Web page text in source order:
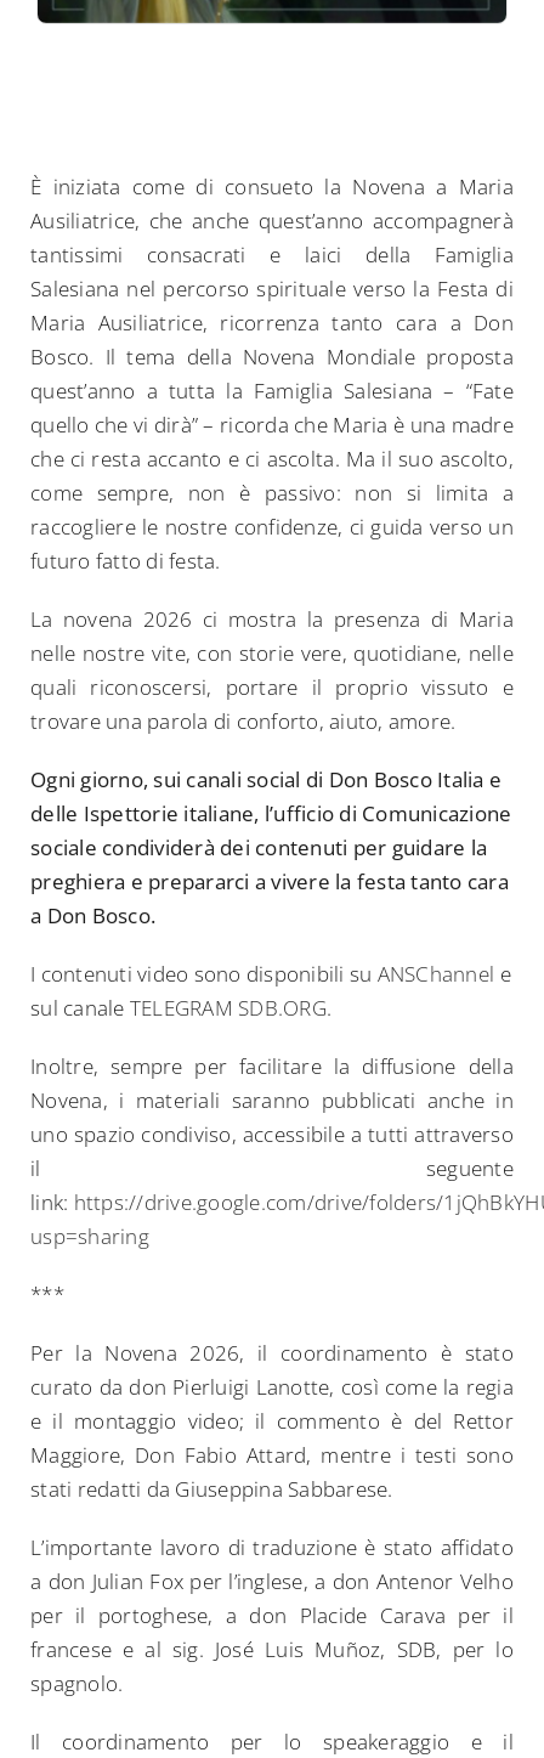
È iniziata come di consueto la Novena a Maria
Ausiliatrice, che anche quest’anno accompagnerà
tantissimi consacrati e laici della Famiglia
Salesiana nel percorso spirituale verso la Festa di
Maria Ausiliatrice, ricorrenza tanto cara a Don
Bosco. Il tema della Novena Mondiale proposta
quest’anno a tutta la Famiglia Salesiana – “Fate
quello che vi dirà” – ricorda che Maria è una madre
che ci resta accanto e ci ascolta. Ma il suo ascolto,
come sempre, non è passivo: non si limita a
raccogliere le nostre confidenze, ci guida verso un
futuro fatto di festa.
La novena 2026 ci mostra la presenza di Maria
nelle nostre vite, con storie vere, quotidiane, nelle
quali riconoscersi, portare il proprio vissuto e
trovare una parola di conforto, aiuto, amore.
Ogni giorno, sui canali social di Don Bosco Italia e
delle Ispettorie italiane, l’ufficio di Comunicazione
sociale condividerà dei contenuti per guidare la
preghiera e prepararci a vivere la festa tanto cara
a Don Bosco.
I contenuti video sono disponibili su ANSChannel e
sul canale TELEGRAM SDB.ORG.
Inoltre, sempre per facilitare la diffusione della
Novena, i materiali saranno pubblicati anche in
uno spazio condiviso, accessibile a tutti attraverso
il seguente
link: https://drive.google.com/drive/folders/
usp=sharing
***
Per la Novena 2026, il coordinamento è stato
curato da don Pierluigi Lanotte, così come la regia
e il montaggio video; il commento è del Rettor
Maggiore, Don Fabio Attard, mentre i testi sono
stati redatti da Giuseppina Sabbarese.
L’importante lavoro di traduzione è stato affidato
a don Julian Fox per l’inglese, a don Antenor Velho
per il portoghese, a don Placide Carava per il
francese e al sig. José Luis Muñoz, SDB, per lo
spagnolo.
Il coordinamento per lo speakeraggio e il